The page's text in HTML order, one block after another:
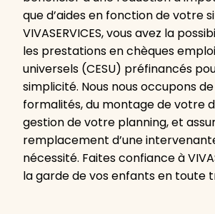
que d’aides en fonction de votre
VIVASERVICES, vous avez la
les prestations en chèques
universels (CESU) préfinancés
simplicité. Nous nous occupons
formalités, du montage de votre
gestion de votre planning, et
remplacement d’une
nécessité. Faites confiance à
la garde de vos enfants en toute